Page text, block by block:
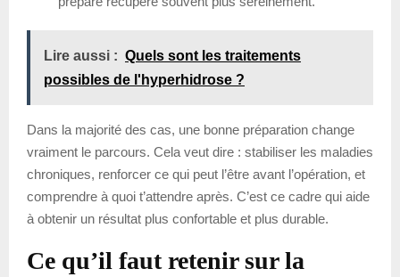
Lire aussi : Quels sont les traitements
possibles de l'hyperhidrose ?
Dans la majorité des cas, une bonne préparation change
vraiment le parcours. Cela veut dire : stabiliser les maladies
chroniques, renforcer ce qui peut l’être avant l’opération, et
comprendre à quoi t’attendre après. C’est ce cadre qui aide
à obtenir un résultat plus confortable et plus durable.
Ce qu’il faut retenir sur la